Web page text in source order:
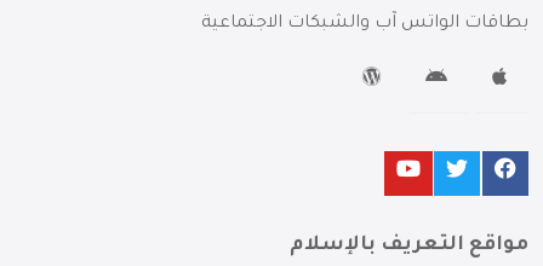
بطاقات الواتس آب والشبكات الاجتماعية
مواقع التعريف بالإسلام